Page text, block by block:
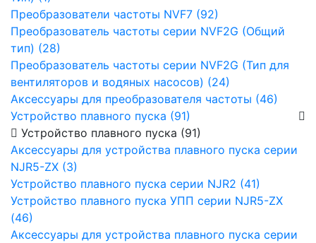
Преобразователи частоты NVF7 (92)
Преобразователь частоты серии NVF2G (Общий
тип) (28)
Преобразователь частоты серии NVF2G (Тип для
вентиляторов и водяных насосов) (24)
Аксессуары для преобразователя частоты (46)
Устройство плавного пуска (91)
Устройство плавного пуска (91)
Аксессуары для устройства плавного пуска серии
NJR5-ZX (3)
Устройство плавного пуска серии NJR2 (41)
Устройство плавного пуска УПП серии NJR5-ZX
(46)
Аксессуары для устройства плавного пуска серии